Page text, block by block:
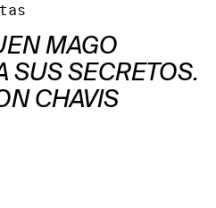
MAGO
SUS SECRETOS.
CHAVIS